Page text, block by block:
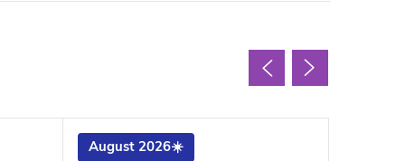
August 2026☀️